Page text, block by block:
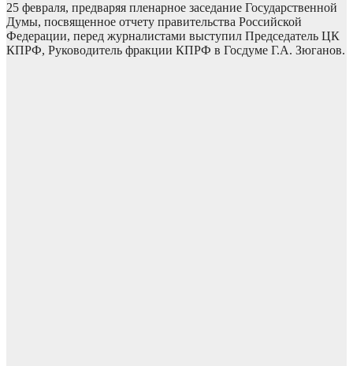
25 февраля, предваряя пленарное заседание Государственной
Думы, посвященное отчету правительства Российской
Федерации, перед журналистами выступил Председатель ЦК
КПРФ, Руководитель фракции КПРФ в Госдуме Г.А. Зюганов.